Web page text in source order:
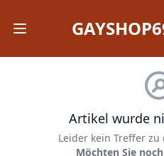
Open mobile menu
Artikel wurde
Leider kein Treffer
Möchten Sie